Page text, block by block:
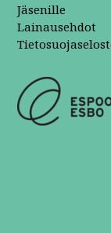
Jäsenille
Lainausehdot